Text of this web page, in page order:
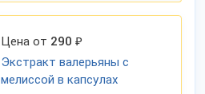
Цена от 290 ₽
Экстракт валерьяны с
мелиссой в капсулах